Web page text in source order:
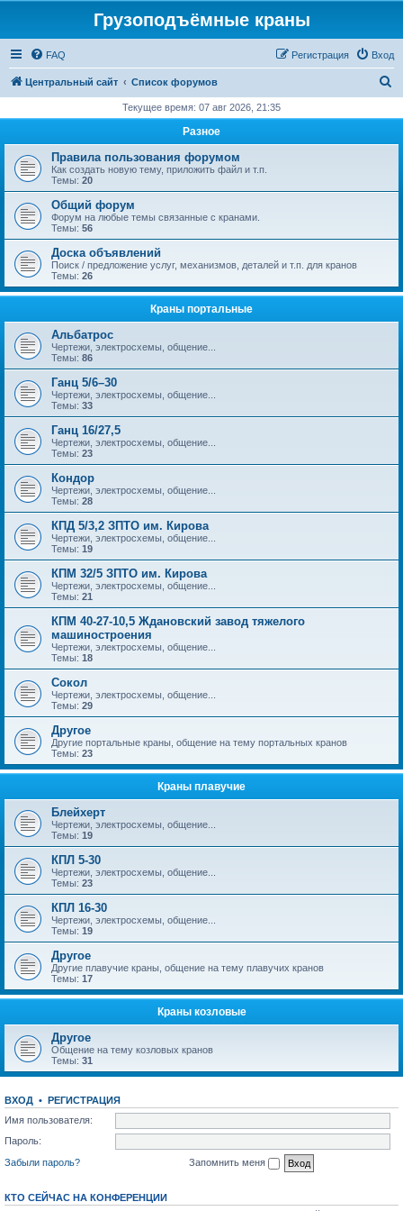
Грузоподъёмные краны
FAQ Вход
Регистрация
Центральный сайт Список форумов
с
Текущее время: 07 авг 2026, 21:35
Разное
Правила пользования форумом
Как создать новую тему, приложить файл и т.п.
Темы: 20
Общий форум
Форум на любые темы связанные с кранами.
Темы: 56
Доска объявлений
Поиск / предложение услуг, механизмов, деталей и т.п. для кранов
Темы: 26
Краны портальные
Альбатрос
Чертежи, электросхемы, общение...
Темы: 86
Ганц 5/6–30
Чертежи, электросхемы, общение...
Темы: 33
Ганц 16/27,5
Чертежи, электросхемы, общение...
Темы: 23
Кондор
Чертежи, электросхемы, общение...
Темы: 28
КПД 5/3,2 ЗПТО им. Кирова
Чертежи, электросхемы, общение...
Темы: 19
КПМ 32/5 ЗПТО им. Кирова
Чертежи, электросхемы, общение...
Темы: 21
КПМ 40-27-10,5 Ждановский завод тяжелого
машиностроения
Чертежи, электросхемы, общение...
Темы: 18
Сокол
Чертежи, электросхемы, общение...
Темы: 29
Другое
Другие портальные краны, общение на тему портальных кранов
Темы: 23
Краны плавучие
Блейхерт
Чертежи, электросхемы, общение...
Темы: 19
КПЛ 5-30
Чертежи, электросхемы, общение...
Темы: 23
КПЛ 16-30
Чертежи, электросхемы, общение...
Темы: 19
Другое
Другие плавучие краны, общение на тему плавучих кранов
Темы: 17
Краны козловые
Другое
Общение на тему козловых кранов
Темы: 31
ВХОД • РЕГИСТРАЦИЯ
Имя пользователя:
Пароль:
Забыли пароль?
Запомнить меня
КТО СЕЙЧАС НА КОНФЕРЕНЦИИ